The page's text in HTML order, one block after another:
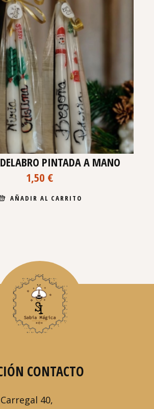
PINTADA A MANO
1,50 €
AÑADIR AL CARRITO
CONTACTO
40,